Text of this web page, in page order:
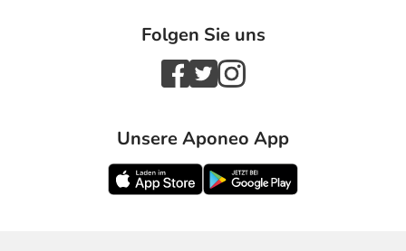
Folgen Sie uns
Unsere Aponeo App